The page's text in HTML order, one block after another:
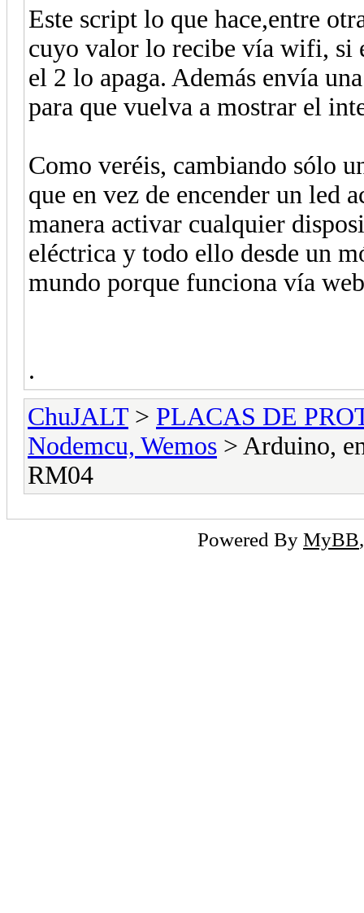
Este script lo que hace,entre
cuyo valor lo recibe vía wifi, si
el 2 lo apaga. Además envía
para que vuelva a mostrar el
Como veréis, cambiando sólo
que en vez de encender un led
manera activar cualquier
eléctrica y todo ello desde un
mundo porque funciona vía
.
ChuJALT > PLACAS DE
Nodemcu, Wemos > Arduino,
RM04
Powered By MyBB